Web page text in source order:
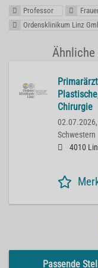
Professor
Ordensklinikum Linz
Ähnliche
Chirurgie
02.07.2026,
Schwestern
4010
Passende